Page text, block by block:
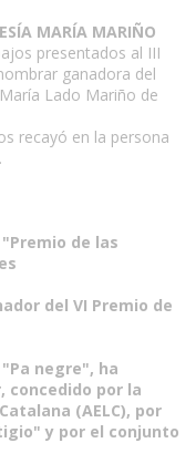
MARÍA MARIÑO
presentados al III
ganadora del
Lado Mariño de
recayó en la persona
de las
del VI Premio de
negre", ha
concedido por la
(AELC), por
y por el conjunto